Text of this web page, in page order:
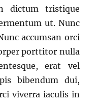
dictum tristique
ut. Nunc
accumsan orci
porttitor nulla
erat vel
bibendum dui,
viverra iaculis in